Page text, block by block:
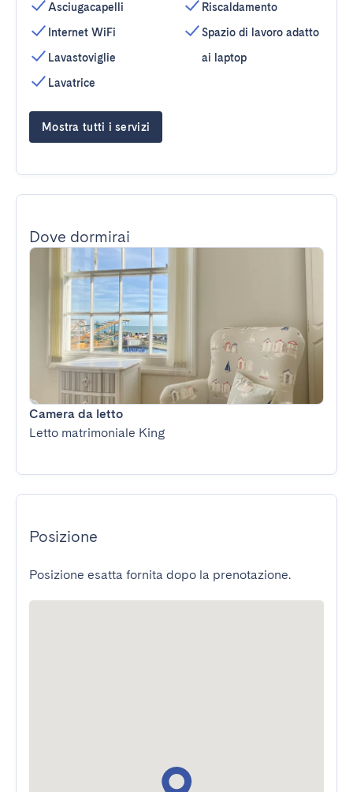
Asciugacapelli
Internet WiFi
Lavastoviglie
Lavatrice
Riscaldamento
Spazio di lavoro adatto
ai laptop
Mostra tutti i servizi
Dove dormirai
Camera da letto
Letto matrimoniale King
Posizione
Posizione esatta fornita dopo la prenotazione.